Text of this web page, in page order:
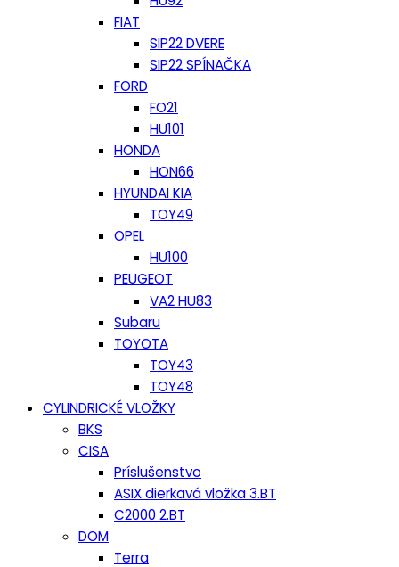
FIAT
SIP22 DVERE
SIP22 SPÍNAČKA
FORD
FO21
HU101
HONDA
HON66
HYUNDAI KIA
TOY49
OPEL
HU100
PEUGEOT
VA2 HU83
Subaru
TOYOTA
TOY43
TOY48
CYLINDRICKÉ VLOŽKY
BKS
CISA
Príslušenstvo
ASIX dierkavá vložka 3.BT
C2000 2.BT
DOM
Terra